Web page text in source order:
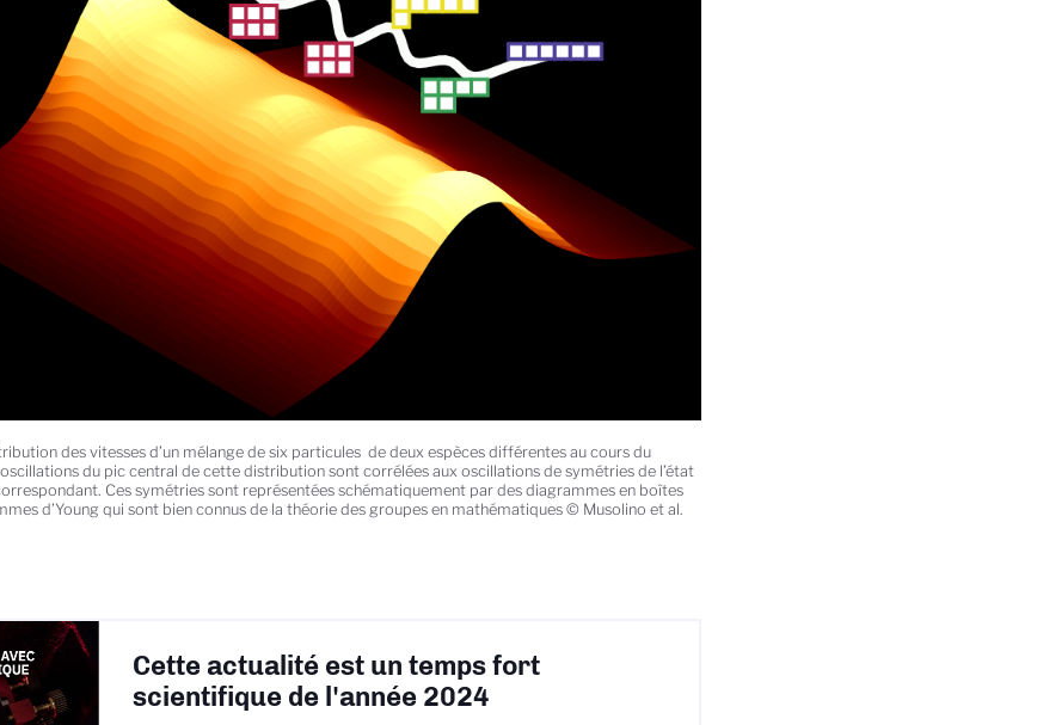
des vitesses d’un mélange de six particules de deux espèces différentes au cours du
du pic central de cette distribution sont corrélées aux oscillations de symétries de l’état
Ces symétries sont représentées schématiquement par des diagrammes en boîtes
d’Young qui sont bien connus de la théorie des groupes en mathématiques © Musolino et al.
Cette actualité est un temps fort
scientifique de l'année 2024